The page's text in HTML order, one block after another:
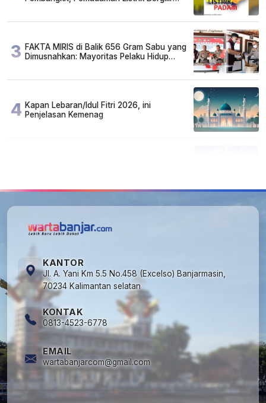
3 FAKTA MIRIS di Balik 656 Gram Sabu yang
Dimusnahkan: Mayoritas Pelaku Hidup
4 Kapan Lebaran/Idul Fitri 2026, ini
Penjelasan Kemenag
KANTOR
Jl. A. Yani Km 5.5 No.458 (Excelso) Banjarmasin,
70234 Kalimantan selatan
KONTAK
0813-4523-6778
EMAIL
wartabanjarcom@gmail.com